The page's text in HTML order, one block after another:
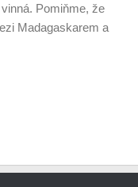
Pomiňme, že
Madagaskarem a